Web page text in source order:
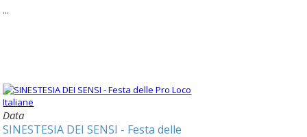
...
Data
SINESTESIA DEI SENSI - Festa delle